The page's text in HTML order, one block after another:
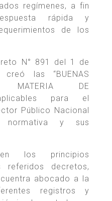
regímenes, a fin
rápida y
de los
N° 891 del 1 de
las “BUENAS
MATERIA DE
aplicables para el
Público Nacional
y sus
los principios
decretos,
abocado a la
registros y